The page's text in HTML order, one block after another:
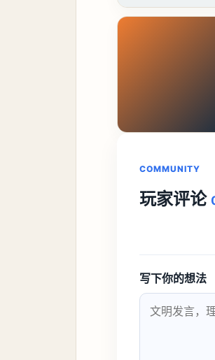
COMMUNITY
玩家评论
写下你的想法